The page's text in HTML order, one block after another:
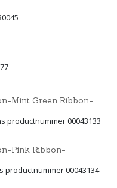
Mint Green Ribbon-
productnummer 00043133
Pink Ribbon-
productnummer 00043134